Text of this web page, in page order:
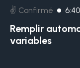
✌️ Confirmé 6:40
Remplir
variables